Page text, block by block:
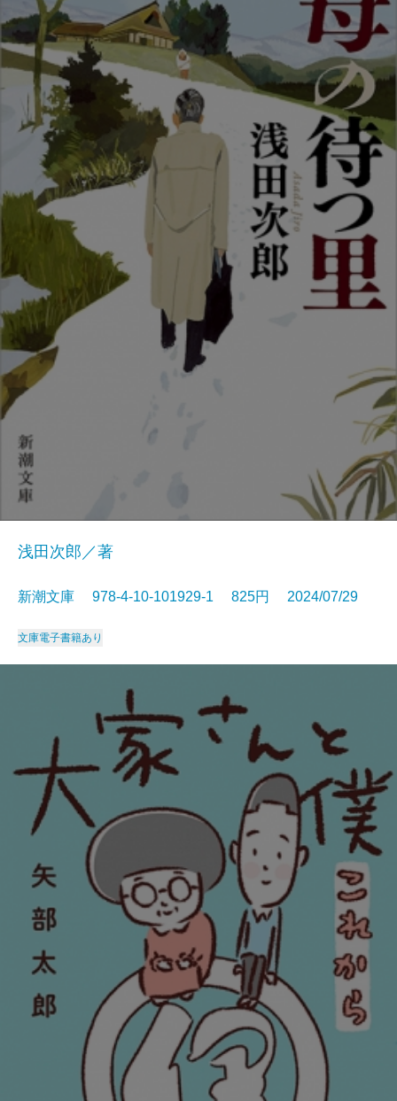
浅田次郎／著
新潮文庫 978-4-10-101929-1 825円 2024/07/29
文庫電子書籍あり